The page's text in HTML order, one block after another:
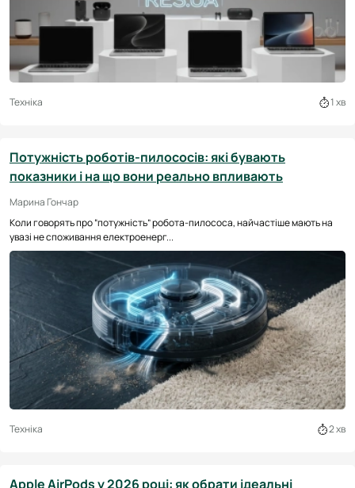
Техніка 1 хв
Потужність роботів-пилососів: які бувають
показники і на що вони реально впливають
Марина Гончар
Коли говорять про “потужність” робота-пилососа, найчастіше мають на
увазі не споживання електроенерг...
Техніка 2 хв
Apple AirPods у 2026 році: як обрати ідеальні